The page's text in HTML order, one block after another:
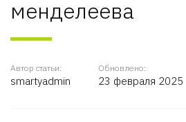
менделеева
Автор статьи:
smartyadmin
Обновлено:
23 февраля 2025